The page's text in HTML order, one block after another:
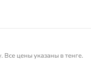
Все цены указаны в тенге.